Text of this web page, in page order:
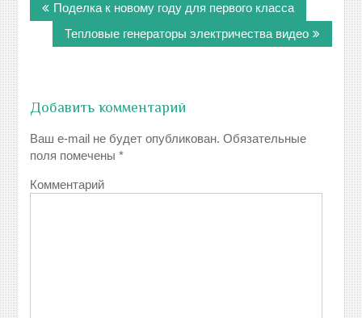
по
записям
Поделка к новому году для первого класса
Тепловые генераторы электричества видео
Добавить комментарий
Ваш e-mail не будет опубликован. Обязательные
поля помечены*
Комментарий